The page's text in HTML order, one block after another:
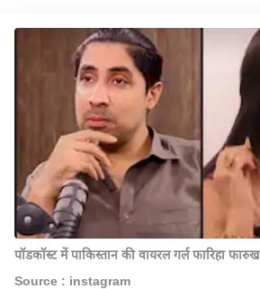
पॉडकॉस्ट में पाकिस्तान की वायरल गर्ल फारिहा फारुख
Source : instagram